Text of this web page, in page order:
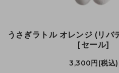
うさぎラトル オレンジ (リバ
[セール]
3,300円(税込)